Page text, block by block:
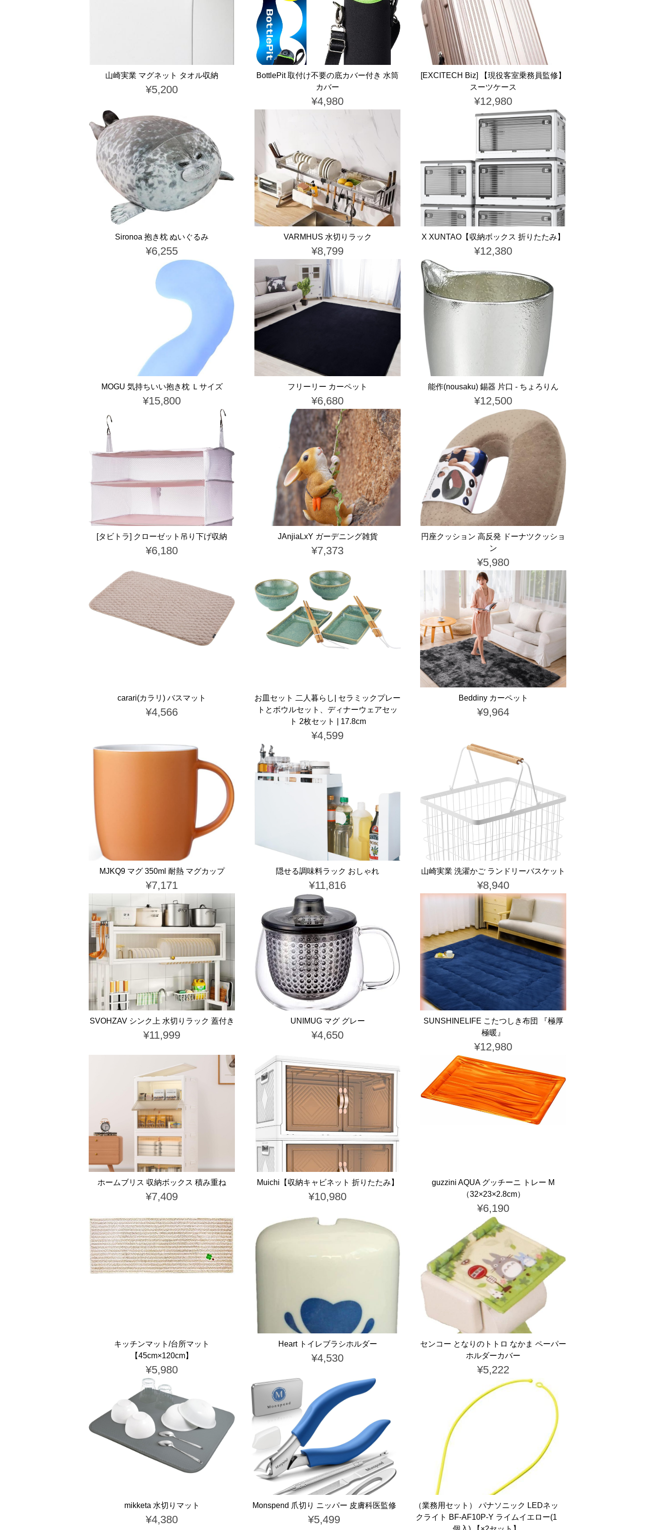
山崎実業 マグネット タオル収納
¥5,200
BottlePit 取付け不要の底カバー付き 水筒
カバー
¥4,980
[EXCITECH Biz] 【現役客室乗務員監修】
スーツケース
¥12,980
Sironoa 抱き枕 ぬいぐるみ
¥6,255
VARMHUS 水切りラック
¥8,799
X XUNTAO【収納ボックス 折りたたみ】
¥12,380
MOGU 気持ちいい抱き枕 Ｌサイズ
¥15,800
フリーリー カーペット
¥6,680
能作(nousaku) 錫器 片口 - ちょろりん
¥12,500
[タビトラ] クローゼット吊り下げ収納
¥6,180
JAnjiaLxY ガーデニング雑貨
¥7,373
円座クッション 高反発 ドーナツクッショ
ン
¥5,980
carari(カラリ) バスマット
¥4,566
お皿セット 二人暮らし| セラミックプレー
トとボウルセット、ディナーウェアセッ
ト 2枚セット | 17.8cm
¥4,599
Beddiny カーペット
¥9,964
MJKQ9 マグ 350ml 耐熱 マグカップ
¥7,171
隠せる調味料ラック おしゃれ
¥11,816
山崎実業 洗濯かご ランドリーバスケット
¥8,940
SVOHZAV シンク上 水切りラック 蓋付き
¥11,999
UNIMUG マグ グレー
¥4,650
SUNSHINELIFE こたつしき布団 『極厚
極暖』
¥12,980
ホームブリス 収納ボックス 積み重ね
¥7,409
Muichi【収納キャビネット 折りたたみ】
¥10,980
guzzini AQUA グッチーニ トレー M
（32×23×2.8cm）
¥6,190
キッチンマット/台所マット
【45cm×120cm】
¥5,980
Heart トイレブラシホルダー
¥4,530
センコー となりのトトロ なかま ペーパー
ホルダーカバー
¥5,222
mikketa 水切りマット
¥4,380
Monspend 爪切り ニッパー 皮膚科医監修
¥5,499
（業務用セット） パナソニック LEDネッ
クライト BF-AF10P-Y ライムイエロー(1